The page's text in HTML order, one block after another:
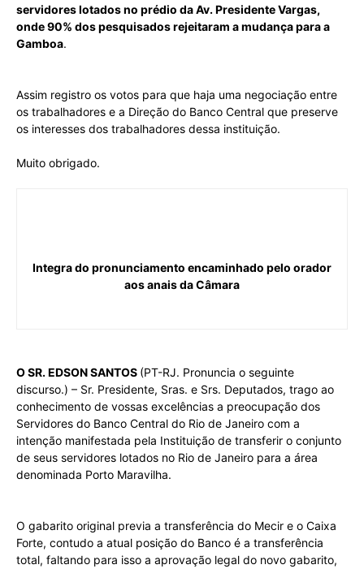
servidores lotados no prédio da Av. Presidente Vargas,
onde 90% dos pesquisados rejeitaram a mudança para a
Gamboa.
Assim registro os votos para que haja uma negociação entre
os trabalhadores e a Direção do Banco Central que preserve
os interesses dos trabalhadores dessa instituição.
Muito obrigado.
Integra do pronunciamento encaminhado pelo orador
aos anais da Câmara
O SR. EDSON SANTOS (PT-RJ. Pronuncia o seguinte
discurso.) – Sr. Presidente, Sras. e Srs. Deputados, trago ao
conhecimento de vossas excelências a preocupação dos
Servidores do Banco Central do Rio de Janeiro com a
intenção manifestada pela Instituição de transferir o conjunto
de seus servidores lotados no Rio de Janeiro para a área
denominada Porto Maravilha.
O gabarito original previa a transferência do Mecir e o Caixa
Forte, contudo a atual posição do Banco é a transferência
total, faltando para isso a aprovação legal do novo gabarito,